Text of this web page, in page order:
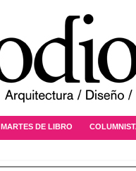
MARTES DE LIBRO